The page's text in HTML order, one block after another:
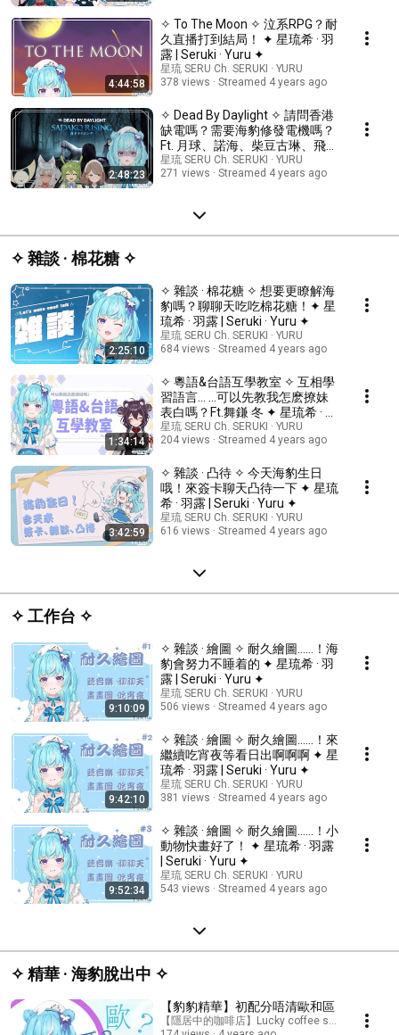
4:44:58
✧ To The Moon ✧ 泣系RPG？耐
久直播打到結局！ ✦ 星琉希 · 羽
露 | Seruki · Yuru ✦
星琉 SERU Ch. SERUKI · YURU
378 views
Streamed 4 years ago
2:48:23
✧ Dead By Daylight ✧ 請問香港
缺電嗎？需要海豹修發電機嗎？
Ft. 月球、諾海、柴豆古琳、飛鳥
唯世 ✦ 星琉希 · 羽露 | Seruki ·
Yuru ✦
星琉 SERU Ch. SERUKI · YURU
271 views
Streamed 4 years ago
✧ 雜談 · 棉花糖 ✧
2:25:10
✧ 雜談 · 棉花糖 ✧ 想要更瞭解海
豹嗎？聊聊天吃吃棉花糖！✦ 星
琉希 · 羽露 | Seruki · Yuru ✦
星琉 SERU Ch. SERUKI · YURU
684 views
Streamed 4 years ago
1:34:14
✧ 粵語&台語互學教室 ✧ 互相學
習語言… …可以先教我怎麽撩妹
表白嗎？Ft.舞鎌 冬 ✦ 星琉希 · 羽
露 | Seruki · Yuru ✦
星琉 SERU Ch. SERUKI · YURU
204 views
Streamed 4 years ago
3:42:59
✧ 雜談 · 凸待 ✧ 今天海豹生日
哦！來簽卡聊天凸待一下 ✦ 星琉
希 · 羽露 | Seruki · Yuru ✦
星琉 SERU Ch. SERUKI · YURU
616 views
Streamed 4 years ago
✧ 工作台 ✧
9:10:09
✧ 雜談 · 繪圖 ✧ 耐久繪圖……！海
豹會努力不睡着的 ✦ 星琉希 · 羽
露 | Seruki · Yuru ✦
星琉 SERU Ch. SERUKI · YURU
506 views
Streamed 4 years ago
9:42:10
✧ 雜談 · 繪圖 ✧ 耐久繪圖……！來
繼續吃宵夜等看日出啊啊啊 ✦ 星
琉希 · 羽露 | Seruki · Yuru ✦
星琉 SERU Ch. SERUKI · YURU
381 views
Streamed 4 years ago
9:52:34
✧ 雜談 · 繪圖 ✧ 耐久繪圖……！小
動物快畫好了！ ✦ 星琉希 · 羽露
| Seruki · Yuru ✦
星琉 SERU Ch. SERUKI · YURU
543 views
Streamed 4 years ago
✧ 精華 · 海豹脫出中 ✧
【豹豹精華】初配分唔清歐和區
【隱居中的咖啡店】Lucky coffee shop